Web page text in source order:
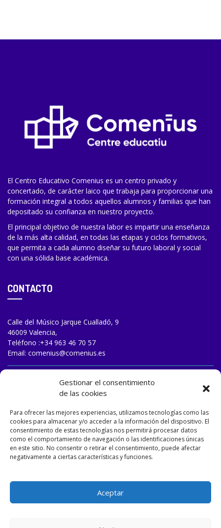
Gestionar el consentimiento
de las cookies
Para ofrecer las mejores experiencias, utilizamos tecnologías como las
cookies para almacenar y/o acceder a la información del dispositivo. El
consentimiento de estas tecnologías nos permitirá procesar datos
como el comportamiento de navegación o las identificaciones únicas
en este sitio. No consentir o retirar el consentimiento, puede afectar
negativamente a ciertas características y funciones.
Aceptar
El Centro Educativo Comenius es un centro privado y
concertado, de carácter laico que trabaja para proporcionar una
formación integral a todos aquellos alumnos y familias que han
depositado su confianza en nuestro proyecto.
El principal objetivo de nuestra labor es impartir una enseñanza
de la más alta calidad, en todas las etapas y ciclos formativos,
que permita a cada alumno diseñar su futuro laboral y social
con una sólida base académica.
CONTACTO
Calle del Músico Jarque Cualladó, 9
46009 Valencia,
Teléfono :+34 963 46 70 57
Email: comenius@comenius.es
TRABAJA CON NOSOTROS